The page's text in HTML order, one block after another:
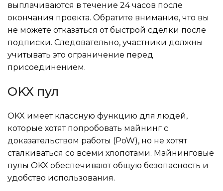
выплачиваются в течение 24 часов после
окончания проекта. Обратите внимание, что вы
не можете отказаться от быстрой сделки после
подписки. Следовательно, участники должны
учитывать это ограничение перед
присоединением.
OKX пул
OKX имеет классную функцию для людей,
которые хотят попробовать майнинг с
доказательством работы (PoW), но не хотят
сталкиваться со всеми хлопотами. Майнинговые
пулы OKX обеспечивают общую безопасность и
удобство использования.